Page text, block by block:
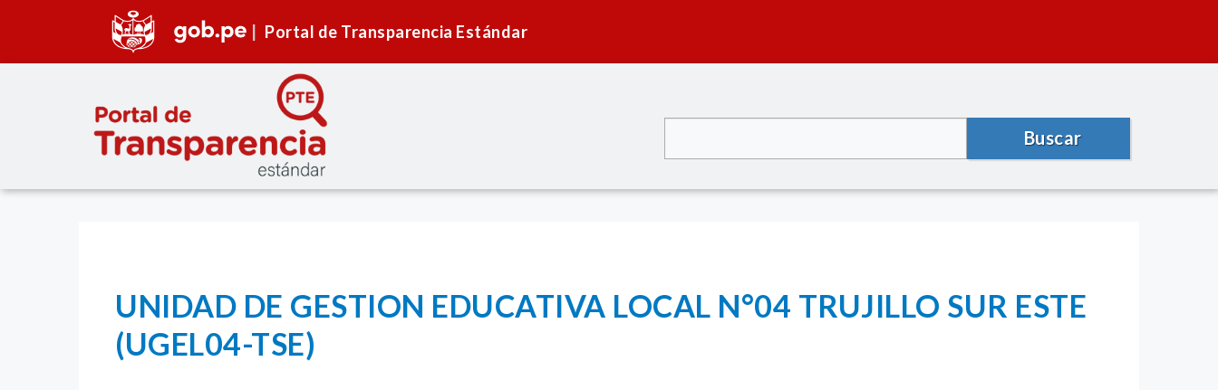
Portal de Transparencia Estándar
Buscar
UNIDAD DE GESTION EDUCATIVA LOCAL N°04 TRUJILLO SUR ESTE
(UGEL04-TSE)